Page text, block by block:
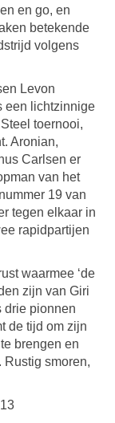
en go, en
betekende
volgens
Levon
een lichtzinnige
toernooi,
Aronian,
Carlsen er
van het
19 van
tegen elkaar in
rapidpartijen
waarmee ‘de
zijn van Giri
drie pionnen
de tijd om zijn
brengen en
Rustig smoren,